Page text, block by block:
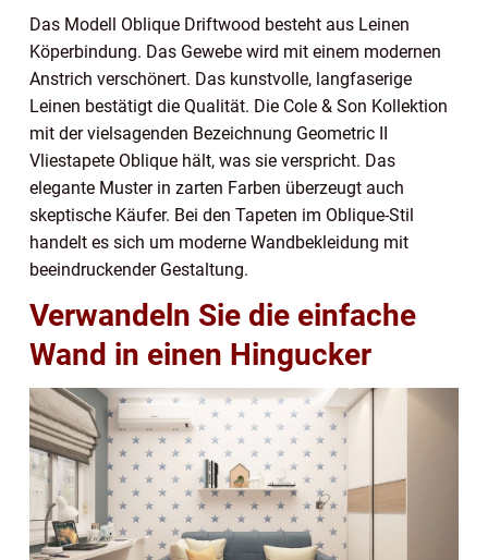
Das Modell Oblique Driftwood besteht aus Leinen
Köperbindung. Das Gewebe wird mit einem modernen
Anstrich verschönert. Das kunstvolle, langfaserige
Leinen bestätigt die Qualität. Die Cole & Son Kollektion
mit der vielsagenden Bezeichnung Geometric II
Vliestapete Oblique hält, was sie verspricht. Das
elegante Muster in zarten Farben überzeugt auch
skeptische Käufer. Bei den Tapeten im Oblique-Stil
handelt es sich um moderne Wandbekleidung mit
beeindruckender Gestaltung.
Verwandeln Sie die einfache
Wand in einen Hingucker